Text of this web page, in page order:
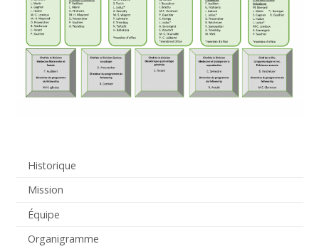
Historique
Mission
Équipe
Organigramme